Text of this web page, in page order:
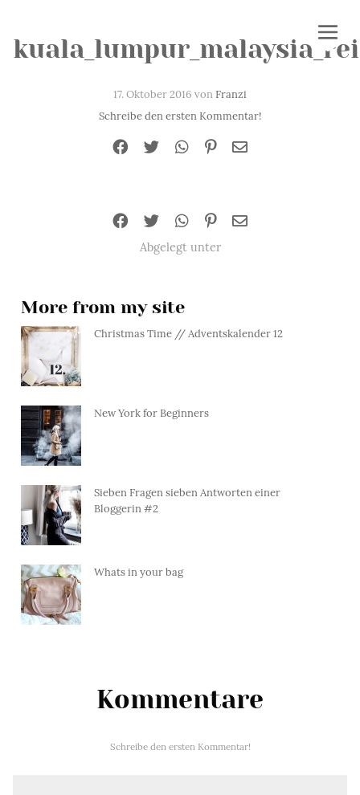
17. Oktober 2016 vonFranzi
Schreibe den ersten Kommentar!
Abgelegt unter
More from my site
Christmas Time // Adventskalender 12
New York for Beginners
Sieben Fragen sieben Antworten einer
Bloggerin #2
Whats in your bag
Kommentare
Schreibe den ersten Kommentar!